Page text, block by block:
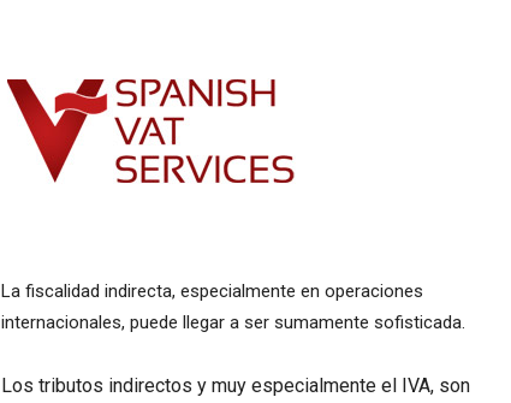
La fiscalidad indirecta, especialmente en operaciones
internacionales, puede llegar a ser sumamente sofisticada.
Los tributos indirectos y muy especialmente el IVA, son